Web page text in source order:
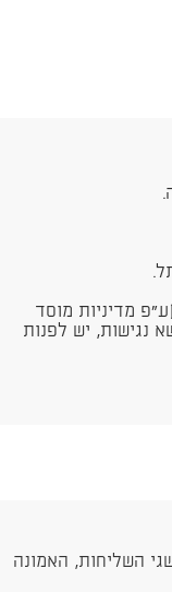
מדיניות מוסד
נגישות, יש לפנות
השליחות, האמונה